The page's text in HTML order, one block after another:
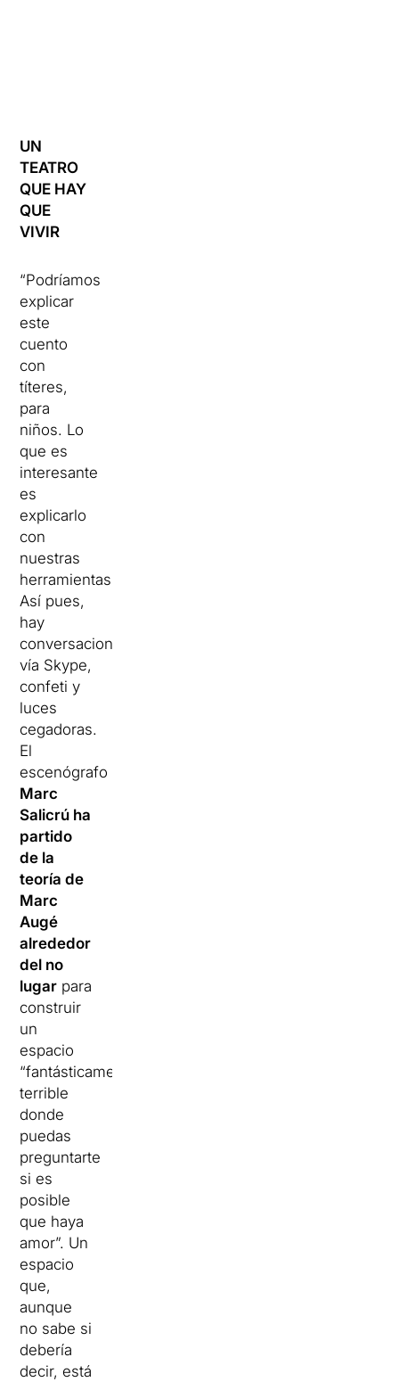
UN
TEATRO
QUE HAY
QUE
VIVIR
“Podríamos
explicar
este
cuento
con
títeres,
para
niños. Lo
que es
interesante
es
explicarlo
con
nuestras
herramientas”.
Así pues,
hay
conversaciones
vía Skype,
confeti y
luces
cegadoras.
El
escenógrafo
Marc
Salicrú ha
partido
de la
teoría de
Marc
Augé
alrededor
del no
lugar para
construir
un
espacio
“fantásticamente
terrible
donde
puedas
preguntarte
si es
posible
que haya
amor”. Un
espacio
que,
aunque
no sabe si
debería
decir, está